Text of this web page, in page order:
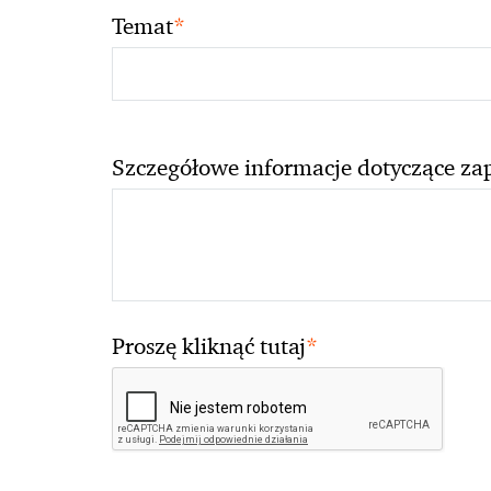
Temat*
Szczegółowe informacje dotyczące
Proszę kliknąć tutaj*